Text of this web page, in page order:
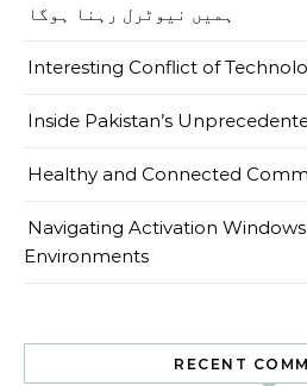
ہمیں نیوٹرل رہنا ہوگا
Interesting Conflict of
Inside Pakistan’s
Healthy and Connected
Navigating Activation
Environments
RECENT